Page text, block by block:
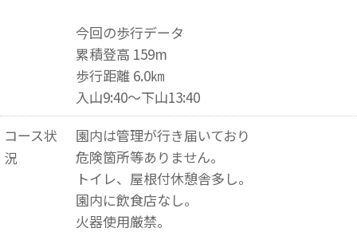
今回の歩行データ
累積登高 159m
歩行距離 6.0㎞
入山9:40～下山13:40
コース状
況
園内は管理が行き届いており
危険箇所等ありません。
トイレ、屋根付休憩舎多し。
園内に飲食店なし。
火器使用厳禁。